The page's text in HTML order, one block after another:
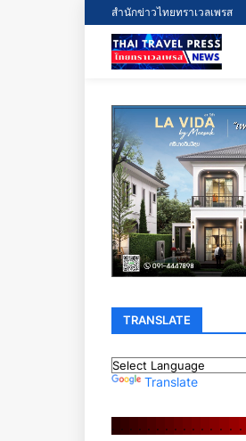
สำนักข่าวไทยทราเวลเพรส
TRANSLATE
Translate
. . . . . . . . . . . . .